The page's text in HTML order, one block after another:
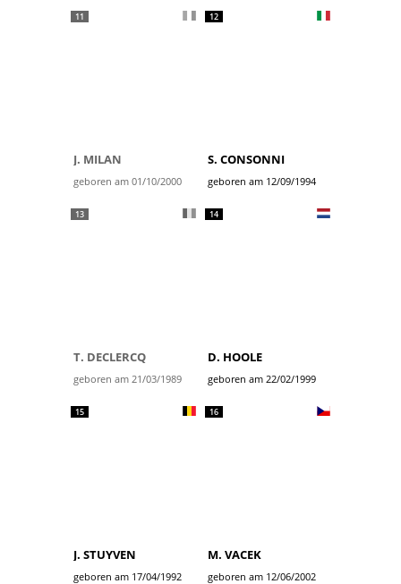
11
J. MILAN
geboren am 01/10/2000
12
S. CONSONNI
geboren am 12/09/1994
13
T. DECLERCQ
geboren am 21/03/1989
14
D. HOOLE
geboren am 22/02/1999
15
J. STUYVEN
geboren am 17/04/1992
16
M. VACEK
geboren am 12/06/2002